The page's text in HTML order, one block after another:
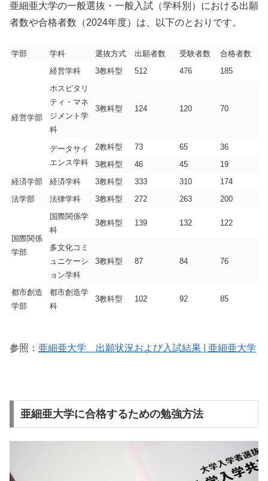
亜細亜大学の一般選抜・一般入試（学科別）における出願
者数や合格者数（2024年度）は、以下のとおりです。
学部 学科 選抜方式 出願者数 受験者数 合格者数
経営学部
経営学科 3教科型 512 476 185
ホスピタリ
ティ・マネ
ジメント学
科
3教科型 124 120 70
データサイ
エンス学科
2教科型 73 65 36
3教科型
46 45 19
経済学部
経済学科 3教科型 333 310 174
法学部
法律学科 3教科型 272 263 200
国際関係
学部
国際関係学
科
3教科型 139 132 122
多文化コミ
ュニケーシ
ョン学科
3教科型 87 84 76
都市創造
学部
都市創造学
科
3教科型 102 92 85
参照： 亜細亜大学 出願状況および入試結果 | 亜細亜大学
亜細亜大学に合格するための勉強方法